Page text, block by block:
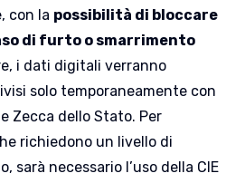
con la possibilità di bloccare
di furto o smarrimento
i dati digitali verranno
solo temporaneamente con
Zecca dello Stato. Per
richiedono un livello di
sarà necessario l’uso della CIE